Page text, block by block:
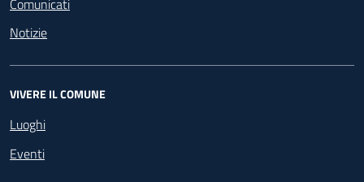
Comunicati
Notizie
VIVERE IL COMUNE
Luoghi
Eventi